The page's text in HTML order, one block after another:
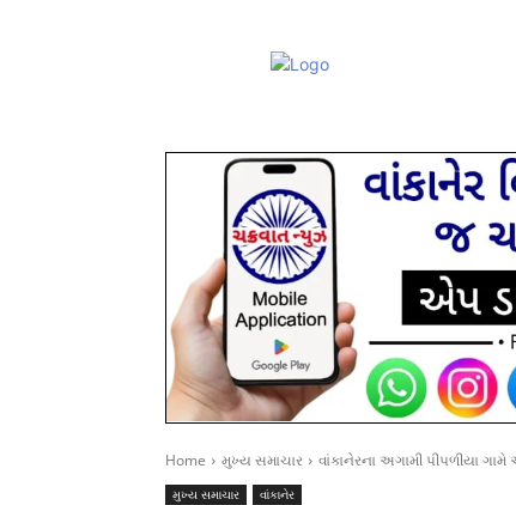
Home મુખ્ય સમાચાર વાંકાનેરના અગામી પીપળીયા
મુખ્ય સમાચાર વાંકાનેર